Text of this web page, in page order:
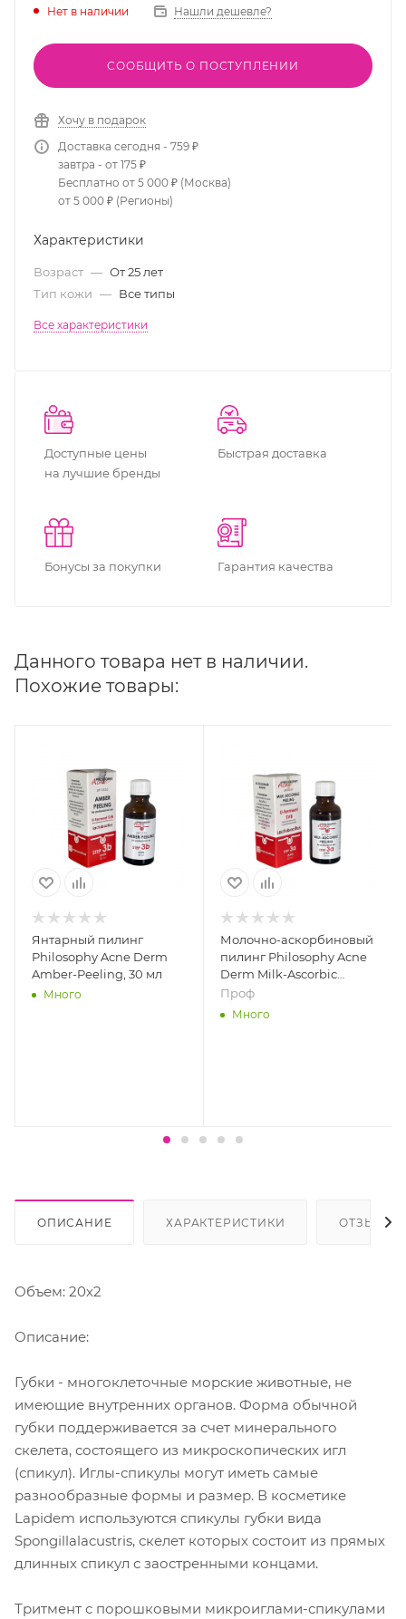
Нет в наличии Нашли дешевле?
СООБЩИТЬ О ПОСТУПЛЕНИИ
Хочу в подарок
Доставка сегодня - 759 ₽
завтра - от 175 ₽
Бесплатно от 5 000 ₽ (Москва)
от 5 000 ₽ (Регионы)
Характеристики
Возраст — От 25 лет
Тип кожи — Все типы
Все характеристики
Доступные цены
на лучшие бренды
Быстрая доставка
Бонусы за покупки Гарантия качества
Данного товара нет в наличии.
Похожие товары:
Янтарный пилинг
Philosophy Acne Derm
Amber-Peeling, 30 мл
Много
Молочно-аскорбиновый
пилинг Philosophy Acne
Derm Milk-Ascorbic
Peeling, 30 мл
Проф
Много
ОПИСАНИЕ ХАРАКТЕРИСТИКИ ОТЗЫВЫ
Объем: 20х2
Описание:
Губки - многоклеточные морские животные, не
имеющие внутренних органов. Форма обычной
губки поддерживается за счет минерального
скелета, состоящего из микроскопических игл
(спикул). Иглы-спикулы могут иметь самые
разнообразные формы и размер. В косметике
Lapidem используются спикулы губки вида
Spongillalacustris, скелет которых состоит из прямых
длинных спикул с заостренными концами.
Тритмент с порошковыми микроиглами-спикулами